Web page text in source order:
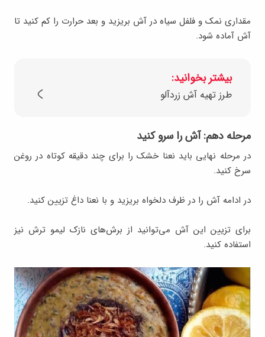
مقداری نمک و فلفل سیاه در آش بریزید و بعد حرارت را کم کنید تا
آش آماده شود.
بیشتر بخوانید:
طرز تهیه آش زردآلو
مرحله دهم: آش را سرو کنید
در مرحله نهایی باید نعنا خشک را برای چند دقیقه کوتاه در روغن
سرخ کنید.
در ادامه آش را در ظرف دلخواه بریزید و با نعنا داغ تزیین کنید.
برای تزیین این آش می‌توانید از برش‌های نازک لیمو ترش نیز
استفاده کنید.